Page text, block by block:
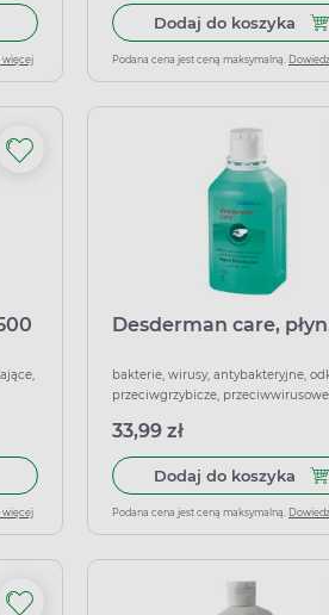
do koszyka APTEO VACO Hygiene,
więcej
Dodaj do koszyka
Podana cena jest ceną maksymalną.
do koszyka Desderman Care, płyn, 500
więcej
Desderman care,
bakterie, wirusy, antybakteryjne,
przeciwgrzybicze, przeciwwirusowe
33,99 zł
Dodaj do koszyka
Podana cena jest ceną maksymalną.